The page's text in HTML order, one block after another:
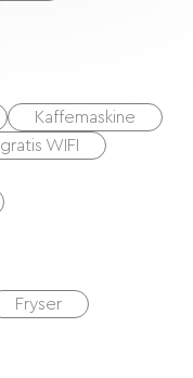
Kaffemaskine
gratis WIFI
Fryser